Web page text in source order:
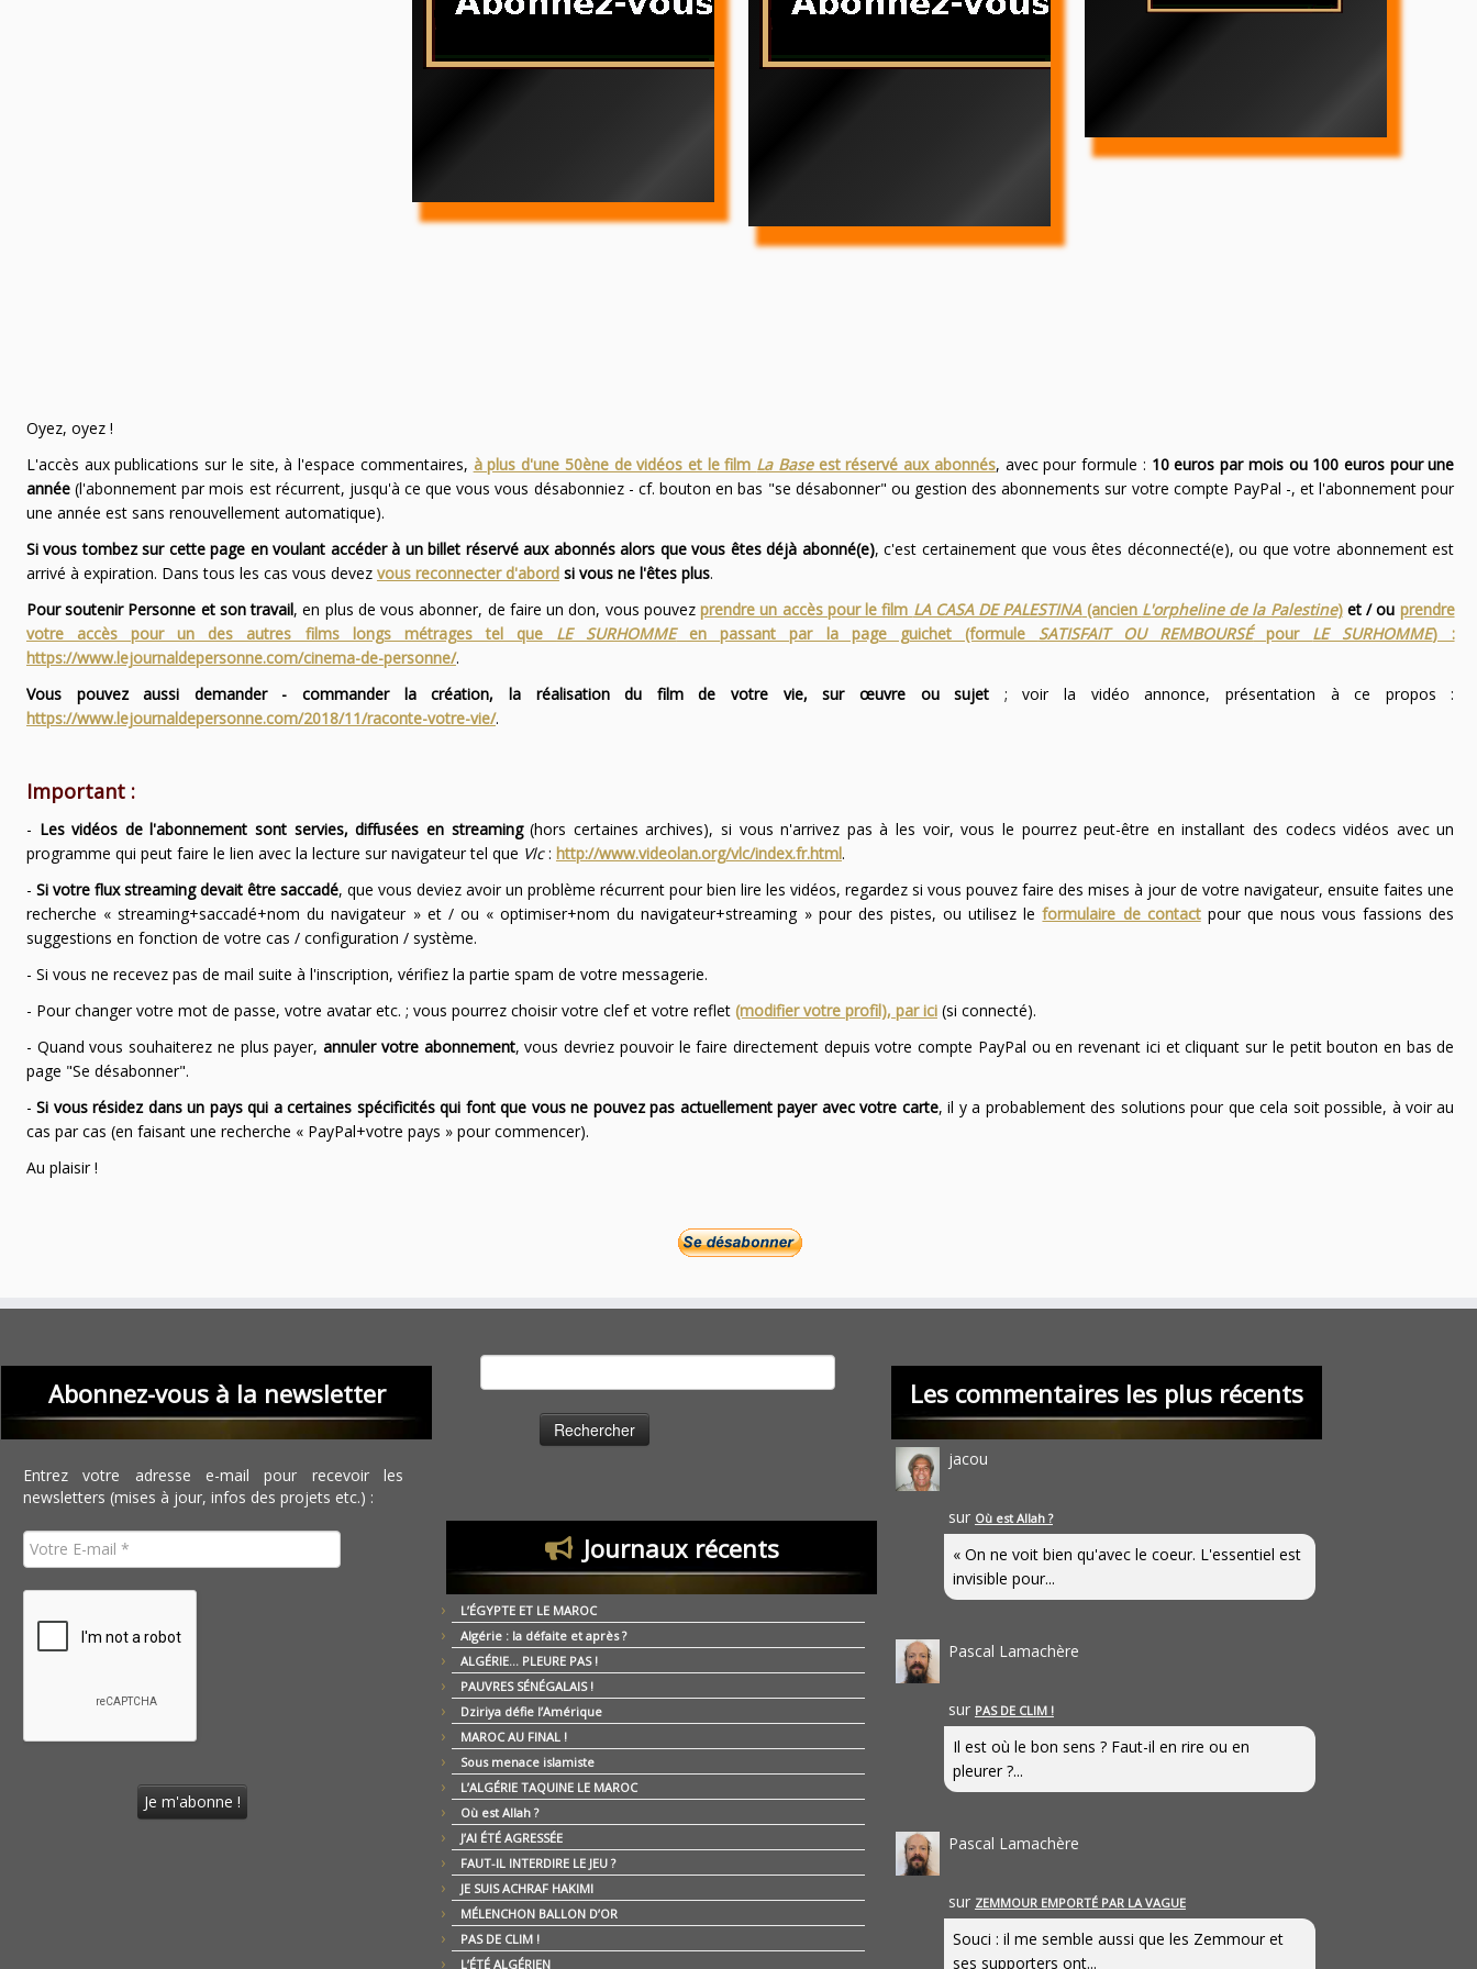
Oyez, oyez !
L'accès aux publications sur le site, à l'espace commentaires, à plus d'une 50ène de vidéos et le film La Baseest réservé aux abonnés, avec pour formule : 10 euros par mois ou 100 euros pour une
année(l'abonnement par mois est récurrent, jusqu'à ce que vous vous désabonniez - cf. bouton en bas "se désabonner" ou gestion des abonnements sur votre compte PayPal -, et l'abonnement pour
une année est sans renouvellement automatique).
Si vous tombez sur cette page en voulant accéder à un billet réservé aux abonnés alors que vous êtes déjà abonné(e), c'est certainement que vous êtes déconnecté(e), ou que votre abonnement est
arrivé à expiration. Dans tous les cas vous devez vous reconnecter d'abordsi vous ne l'êtes plus.
Pour soutenir Personne et son travail, en plus de vous abonner, de faire un don, vous pouvezprendre un accès pour le film LA CASA DE PALESTINA(ancien L'orpheline de la Palestine)et / ou prendre
votre accès pour un des autres films longs métrages tel que LE SURHOMMEen passant par la page guichet (formule SATISFAIT OU REMBOURSÉpour LE SURHOMME) :
https://www.lejournaldepersonne.com/cinema-de-personne/.
Vous pouvez aussi demander - commander la création, la réalisation du film de votre vie, sur œuvre ou sujet ; voir la vidéo annonce, présentation à ce propos :
https://www.lejournaldepersonne.com/2018/11/raconte-votre-vie/.
Important :
- Les vidéos de l'abonnement sont servies, diffusées en streaming(hors certaines archives), si vous n'arrivez pas à les voir, vous le pourrez peut-être en installant des codecs vidéos avec un
programme qui peut faire le lien avec la lecture sur navigateur tel que Vlc: http://www.videolan.org/vlc/index.fr.html.
- Si votre flux streaming devait être saccadé, que vous deviez avoir un problème récurrent pour bien lire les vidéos, regardez si vous pouvez faire des mises à jour de votre navigateur, ensuite faites une
recherche « streaming+saccadé+nom du navigateur » et / ou « optimiser+nom du navigateur+streaming » pour des pistes, ou utilisez leformulaire de contactpour que nous vous fassions des
suggestions en fonction de votre cas / configuration / système.
- Si vous ne recevez pas de mail suite à l'inscription, vérifiez la partie spam de votre messagerie.
- Pour changer votre mot de passe, votre avatar etc. ; vous pourrez choisir votre clef et votre reflet (modifier votre profil), par ici(si connecté).
- Quand vous souhaiterez ne plus payer,annuler votre abonnement, vous devriez pouvoir le faire directement depuis votre compte PayPal ou en revenant ici et cliquant sur le petit bouton en bas de
page "Se désabonner".
-Si vous résidez dans un pays qui a certaines spécificités qui font que vous ne pouvez pas actuellement payer avec votre carte, il y a probablement des solutions pour que cela soit possible, à voir au
cas par cas (en faisant une recherche « PayPal+votre pays » pour commencer).
Au plaisir !
Abonnez-vous à la newsletter
Entrez votre adresse e-mail pour recevoir les
newsletters (mises à jour, infos des projets etc.) :
Journaux récents
L’ÉGYPTE ET LE MAROC
Algérie : la défaite et après ?
ALGÉRIE… PLEURE PAS !
PAUVRES SÉNÉGALAIS !
Dziriya défie l’Amérique
MAROC AU FINAL !
Sous menace islamiste
L’ALGÉRIE TAQUINE LE MAROC
Où est Allah ?
J’AI ÉTÉ AGRESSÉE
FAUT-IL INTERDIRE LE JEU ?
JE SUIS ACHRAF HAKIMI
MÉLENCHON BALLON D’OR
PAS DE CLIM !
L’ÉTÉ ALGÉRIEN
Les commentaires les plus récents
jacou
sur Où est Allah ?
« On ne voit bien qu'avec le coeur. L'essentiel est
invisible pour...
Pascal Lamachère
sur PAS DE CLIM !
Il est où le bon sens ? Faut-il en rire ou en
pleurer ?...
Pascal Lamachère
sur ZEMMOUR EMPORTÉ PAR LA VAGUE
Souci : il me semble aussi que les Zemmour et
ses supporters ont...